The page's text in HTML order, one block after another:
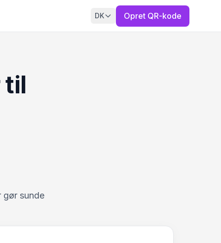
DK Opret QR-kode
til
gør sunde